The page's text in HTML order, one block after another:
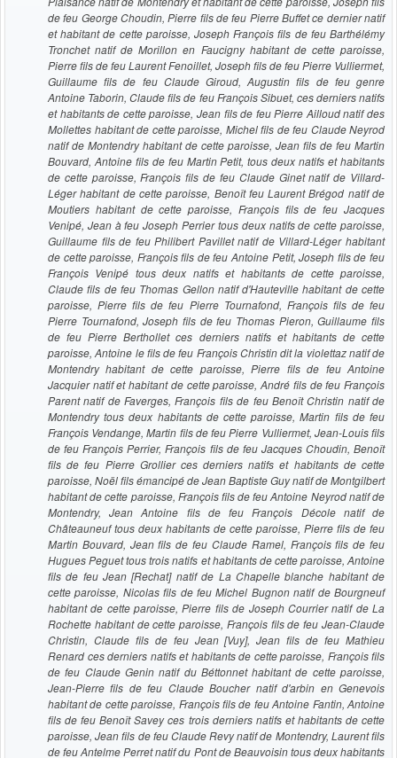
de feu George Choudin, Pierre fils de feu Pierre Buffet ce dernier natif
et habitant de cette paroisse, Joseph François fils de feu Barthélémy
Tronchet natif de Morillon en Faucigny habitant de cette paroisse,
Pierre fils de feu Laurent Fenoillet, Joseph fils de feu Pierre Vulliermet,
Guillaume fils de feu Claude Giroud, Augustin fils de feu genre
Antoine Taborin, Claude fils de feu François Sibuet, ces derniers natifs
et habitants de cette paroisse, Jean fils de feu Pierre Ailloud natif des
Mollettes habitant de cette paroisse, Michel fils de feu Claude Neyrod
natif de Montendry habitant de cette paroisse, Jean fils de feu Martin
Bouvard, Antoine fils de feu Martin Petit, tous deux natifs et habitants
de cette paroisse, François fils de feu Claude Ginet natif de Villard-
Léger habitant de cette paroisse, Benoît feu Laurent Brégod natif de
Moutiers habitant de cette paroisse, François fils de feu Jacques
Venipé, Jean à feu Joseph Perrier tous deux natifs de cette paroisse,
Guillaume fils de feu Philibert Pavillet natif de Villard-Léger habitant
de cette paroisse, François fils de feu Antoine Petit, Joseph fils de feu
François Venipé tous deux natifs et habitants de cette paroisse,
Claude fils de feu Thomas Gellon natif d'Hauteville habitant de cette
paroisse, Pierre fils de feu Pierre Tournafond, François fils de feu
Pierre Tournafond, Joseph fils de feu Thomas Pieron, Guillaume fils
de feu Pierre Berthollet ces derniers natifs et habitants de cette
paroisse, Antoine le fils de feu François Christin dit la violettaz natif de
Montendry habitant de cette paroisse, Pierre fils de feu Antoine
Jacquier natif et habitant de cette paroisse, André fils de feu François
Parent natif de Faverges, François fils de feu Benoît Christin natif de
Montendry tous deux habitants de cette paroisse, Martin fils de feu
François Vendange, Martin fils de feu Pierre Vulliermet, Jean-Louis fils
de feu François Perrier, François fils de feu Jacques Choudin, Benoît
fils de feu Pierre Grollier ces derniers natifs et habitants de cette
paroisse, Noël fils émancipé de Jean Baptiste Guy natif de Montgilbert
habitant de cette paroisse, François fils de feu Antoine Neyrod natif de
Montendry, Jean Antoine fils de feu François Décole natif de
Châteauneuf tous deux habitants de cette paroisse, Pierre fils de feu
Martin Bouvard, Jean fils de feu Claude Ramel, François fils de feu
Hugues Peguet tous trois natifs et habitants de cette paroisse, Antoine
fils de feu Jean [Rechat] natif de La Chapelle blanche habitant de
cette paroisse, Nicolas fils de feu Michel Bugnon natif de Bourgneuf
habitant de cette paroisse, Pierre fils de Joseph Courrier natif de La
Rochette habitant de cette paroisse, François fils de feu Jean-Claude
Christin, Claude fils de feu Jean [Vuy], Jean fils de feu Mathieu
Renard ces derniers natifs et habitants de cette paroisse, François fils
de feu Claude Genin natif du Béttonnet habitant de cette paroisse,
Jean-Pierre fils de feu Claude Boucher natif d'arbin en Genevois
habitant de cette paroisse, François fils de feu Antoine Fantin, Antoine
fils de feu Benoît Savey ces trois derniers natifs et habitants de cette
paroisse, Jean fils de feu Claude Revy natif de Montendry, Laurent fils
de feu Antelme Perret natif du Pont de Beauvoisin tous deux habitants